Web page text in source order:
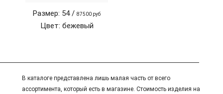
Размер: 54 / 87500 руб
Цвет: бежевый
В каталоге представлена лишь малая часть от всего
ассортимента, который есть в магазине. Стоимость изделия на